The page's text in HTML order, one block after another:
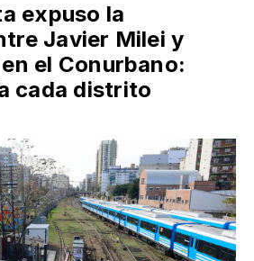
expuso la
Javier Milei y
el Conurbano:
cada distrito